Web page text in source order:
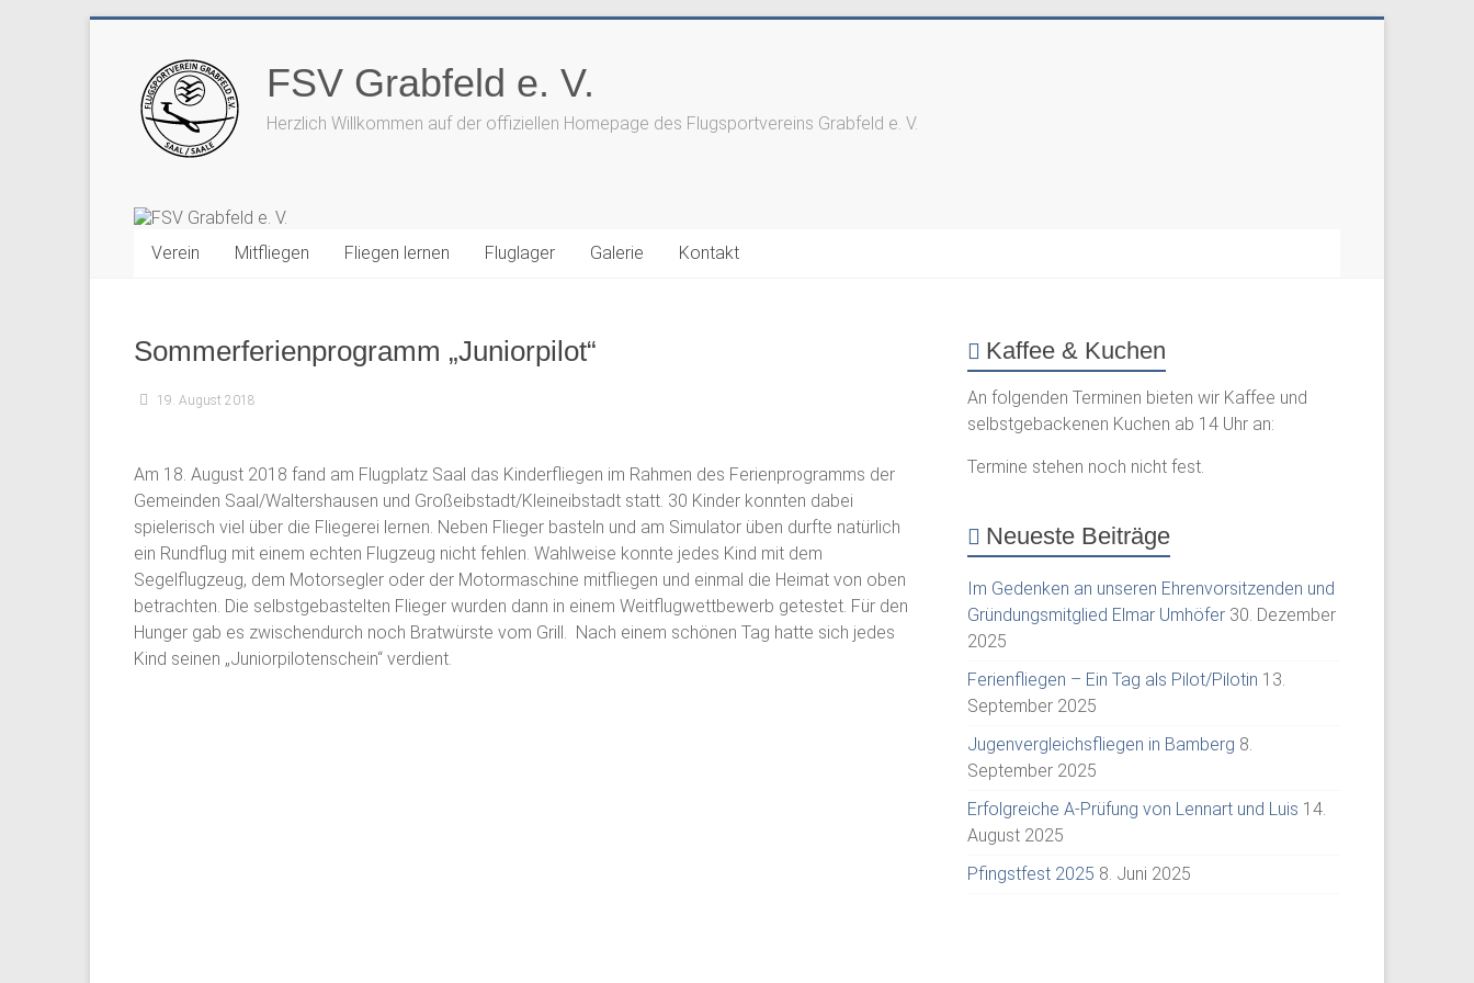
springen
FSV Grabfeld e. V.
Herzlich Willkommen auf der offiziellen Homepage des Flugsportvereins Grabfeld e. V.
Verein Mitfliegen Fliegen lernen Fluglager Galerie Kontakt
Sommerferienprogramm „Juniorpilot“
19. August 2018
Am 18. August 2018 fand am Flugplatz Saal das Kinderfliegen im Rahmen des Ferienprogramms der
Gemeinden Saal/Waltershausen und Großeibstadt/Kleineibstadt statt. 30 Kinder konnten dabei
spielerisch viel über die Fliegerei lernen. Neben Flieger basteln und am Simulator üben durfte natürlich
ein Rundflug mit einem echten Flugzeug nicht fehlen. Wahlweise konnte jedes Kind mit dem
Segelflugzeug, dem Motorsegler oder der Motormaschine mitfliegen und einmal die Heimat von oben
betrachten. Die selbstgebastelten Flieger wurden dann in einem Weitflugwettbewerb getestet. Für den
Hunger gab es zwischendurch noch Bratwürste vom Grill. Nach einem schönen Tag hatte sich jedes
Kind seinen „Juniorpilotenschein“ verdient.
Kaffee & Kuchen
An folgenden Terminen bieten wir Kaffee und
selbstgebackenen Kuchen ab 14 Uhr an:
Termine stehen noch nicht fest.
Neueste Beiträge
Im Gedenken an unseren Ehrenvorsitzenden und
Gründungsmitglied Elmar Umhöfer 30. Dezember
2025
Ferienfliegen – Ein Tag als Pilot/Pilotin 13.
September 2025
Jugenvergleichsfliegen in Bamberg 8.
September 2025
Erfolgreiche A-Prüfung von Lennart und Luis 14.
August 2025
Pfingstfest 2025 8. Juni 2025